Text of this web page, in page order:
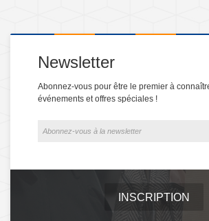
Newsletter
Abonnez-vous pour être le premier à
événements et offres spéciales !
INSCRIPTION